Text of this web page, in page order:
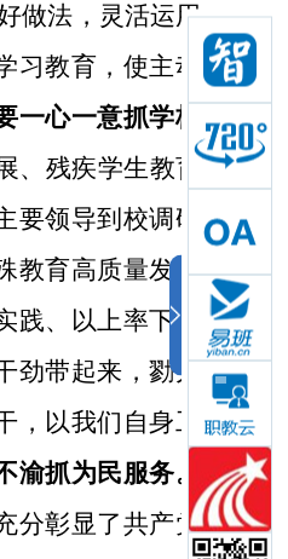
做法，灵活运用
教育，使主动
一心一意抓学校
、残疾学生教育
领导到校调研
教育高质量发展
、以上率下，
劲带起来，勠力
以我们自身工
渝抓为民服务。
分彰显了共产党